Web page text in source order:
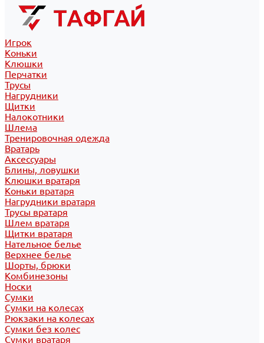
Игрок
Коньки
Клюшки
Перчатки
Трусы
Нагрудники
Щитки
Налокотники
Шлема
Тренировочная одежда
Вратарь
Аксессуары
Блины, ловушки
Клюшки вратаря
Коньки вратаря
Нагрудники вратаря
Трусы вратаря
Шлем вратаря
Щитки вратаря
Нательное белье
Верхнее белье
Шорты, брюки
Комбинезоны
Носки
Сумки
Сумки на колесах
Рюкзаки на колесах
Сумки без колес
Сумки вратаря